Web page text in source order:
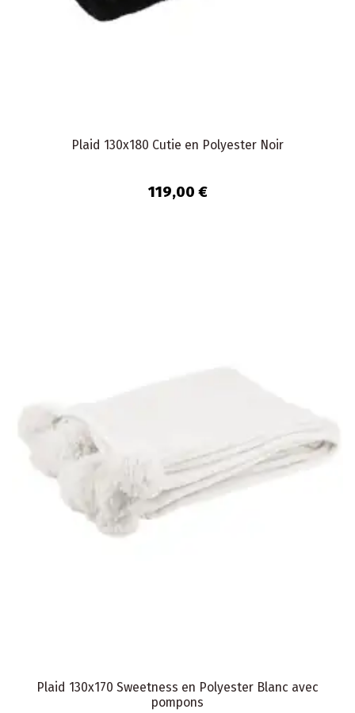
Plaid 130x180 Cutie en Polyester Noir
119,00 €
Plaid 130x170 Sweetness en Polyester Blanc avec
pompons